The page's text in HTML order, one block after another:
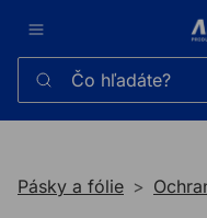
Čo hľadáte?
Pásky a fólie